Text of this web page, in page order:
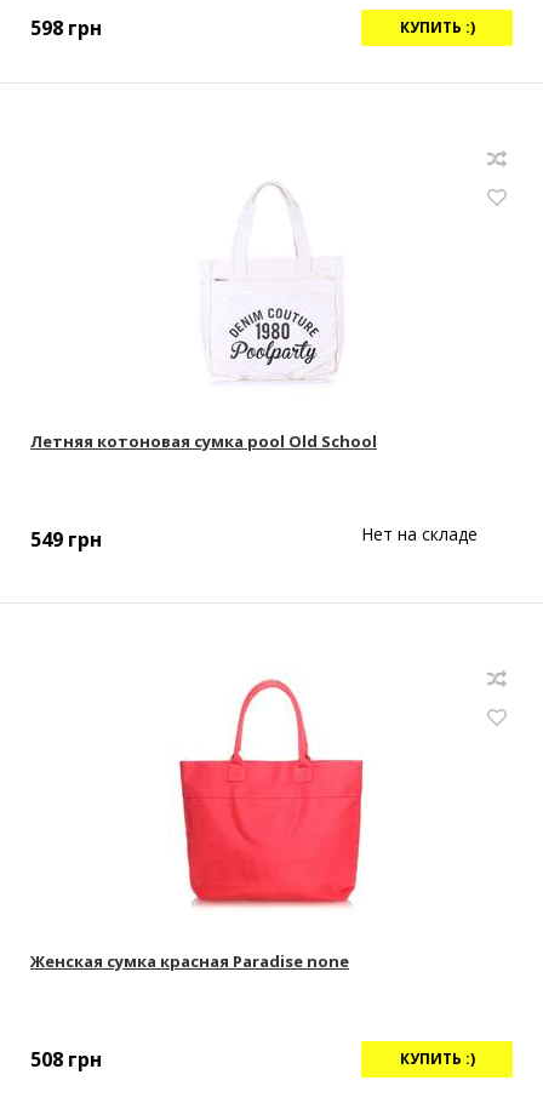
598 грн КУПИТЬ :)
Летняя котоновая сумка pool Old School
549 грн Нет на складе
Женская сумка красная Paradise none
508 грн КУПИТЬ :)